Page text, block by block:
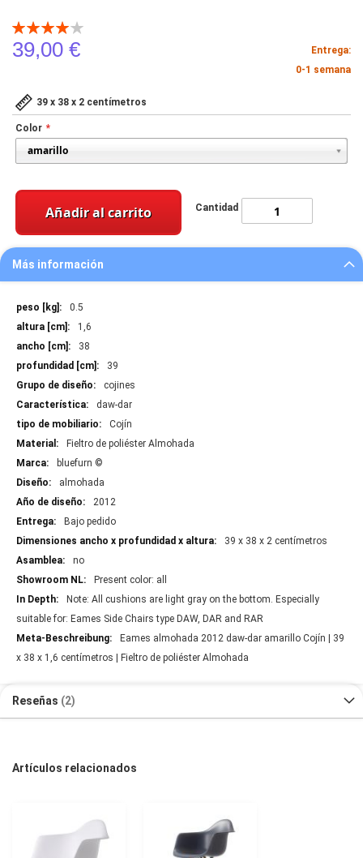
Valoración:
80
% of100
39,00 €
Entrega:
0-1 semana
39 x 38 x 2 centímetros
Color
Cantidad
Añadir al carrito
Más información
Más
información
0.5
1,6
38
39
cojines
daw-dar
Cojín
Fieltro de poliéster Almohada
bluefurn ©
almohada
2012
Bajo pedido
39 x 38 x 2 centímetros
no
Present color: all
Note: All cushions are light gray on the bottom. Especially
suitable for: Eames Side Chairs type DAW, DAR and RAR
Eames almohada 2012 daw-dar amarillo Cojín | 39
x 38 x 1,6 centímetros | Fieltro de poliéster Almohada
Reseñas 2
Artículos relacionados